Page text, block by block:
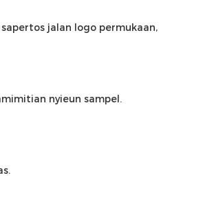
jalan logo permukaan,
nyieun sampel.